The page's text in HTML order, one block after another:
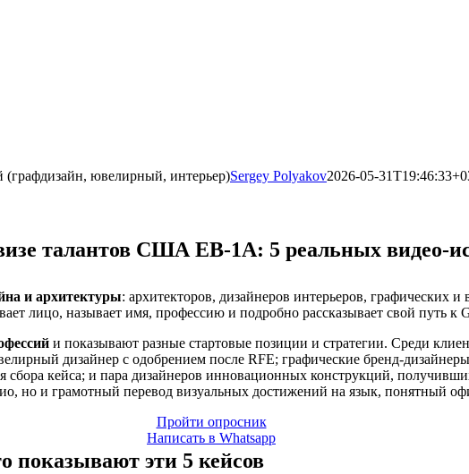
(графдизайн, ювелирный, интерьер)Sergey Polyakov2026-05-
талантов США EB-1A: 5 реальных видео-
и архитектуры: архитекторов, дизайнеров интерьеров, графических
лицо, называет имя, профессию и подробно рассказывает свой путь
и показывают разные стартовые позиции и стратегии. Среди
дизайнер с одобрением после RFE; графические бренд-
сбора кейса; и пара дизайнеров инновационных конструкций,
но и грамотный перевод визуальных достижений на язык, понятный
Пройти опросник
Написать в Whatsapp
показывают эти 5 кейсов